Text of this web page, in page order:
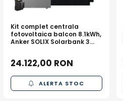
Kit complet centrala
fotovoltaica balcon 8.1kWh,
Anker SOLIX Solarbank 3
prindere
24.122,00 RON
ALERTA STOC